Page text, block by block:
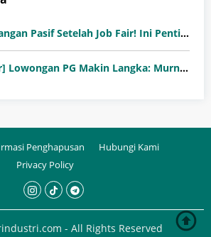
[HR Tips] Jangan Pasif Setelah Job Fair! Ini Pentingnya Follow-Up Setelah Job Fair
[HR Insider] Lowongan PG Makin Langka: Murni Seleksi atau Jalur Orang Dalam?
Penghapusan
Hubungi Kami
Privacy Policy
- All Rights Reserved